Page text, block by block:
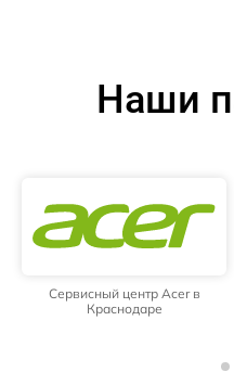
Наши
Сервисный центр Acer в
Краснодаре